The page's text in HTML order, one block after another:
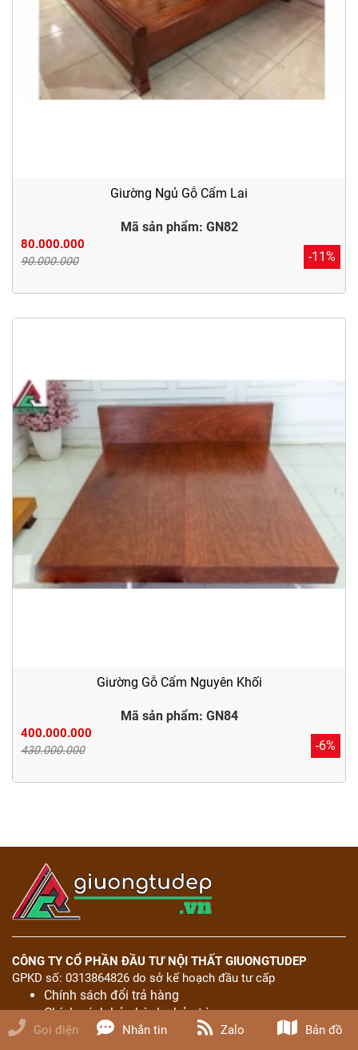
Giường Ngủ Gỗ Cẩm Lai
Mã sản phẩm: GN82
80.000.000
90.000.000 -11%
Giường Gỗ Cẩm Nguyên Khối
Mã sản phẩm: GN84
400.000.000
430.000.000 -6%
CÔNG TY CỔ PHẦN ĐẦU TƯ NỘI THẤT GIUONGTUDEP
GPKD số: 0313864826 do sở kế hoạch đầu tư cấp
Chính sách đổi trả hàng
Chính sách bảo hành - bảo trì
Phương thức thanh toán
Gọi điện Nhắn tin Zalo Bản đồ